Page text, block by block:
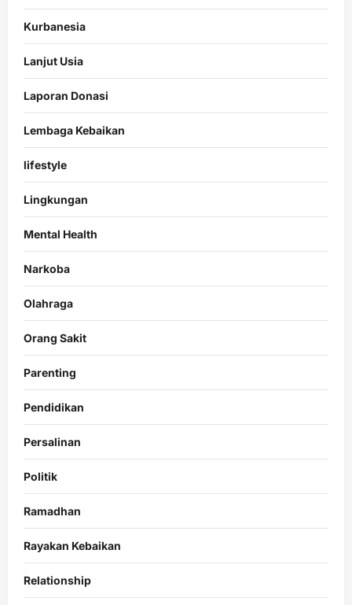
Kurbanesia
Lanjut Usia
Laporan Donasi
Lembaga Kebaikan
lifestyle
Lingkungan
Mental Health
Narkoba
Olahraga
Orang Sakit
Parenting
Pendidikan
Persalinan
Politik
Ramadhan
Rayakan Kebaikan
Relationship